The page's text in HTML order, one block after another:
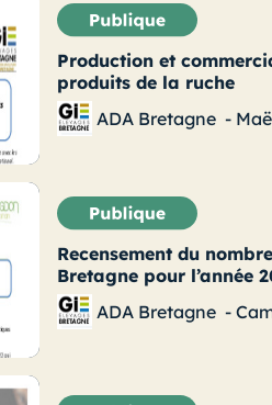
Production et
produits de la ruche
ADA Bretagne -
Recensement du
Bretagne pour l’année
ADA Bretagne -